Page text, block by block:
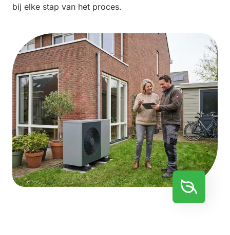
bij elke stap van het proces.